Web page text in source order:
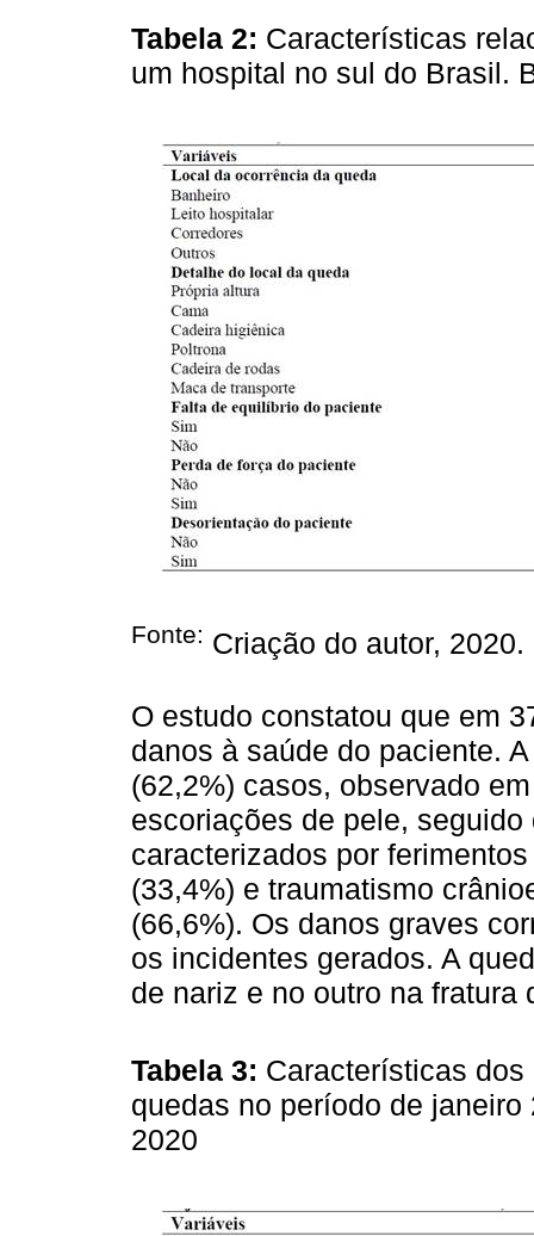
Tabela 2: Características
um hospital no sul do Brasil.
Fonte: Criação do autor, 2020.
O estudo constatou que em
danos à saúde do paciente.
(62,2%) casos, observado
escoriações de pele,
caracterizados por
(33,4%) e traumatismo
(66,6%). Os danos graves
os incidentes gerados. A
de nariz e no outro na fratura
Tabela 3: Características
quedas no período de
2020